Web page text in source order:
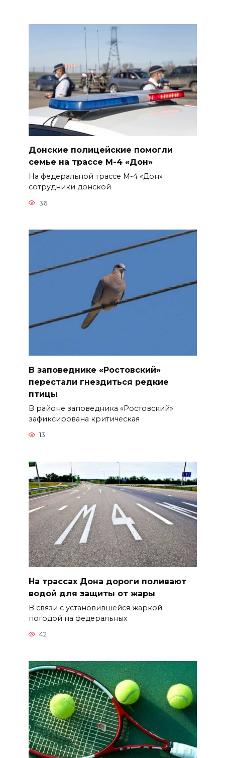
Донские полицейские помогли
семье на трассе М-4 «Дон»
На федеральной трассе М-4 «Дон»
сотрудники донской
36
В заповеднике «Ростовский»
перестали гнездиться редкие
птицы
В районе заповедника «Ростовский»
зафиксирована критическая
13
На трассах Дона дороги поливают
водой для защиты от жары
В связи с установившейся жаркой
погодой на федеральных
42